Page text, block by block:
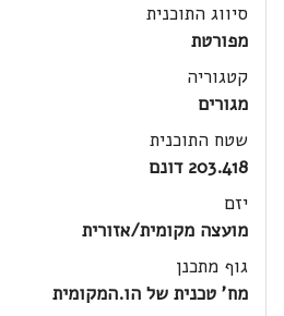
סיווג התוכנית
מפורטת
קטגוריה
מגורים
שטח התוכנית
203.418 דונם
יזם
מועצה מקומית/אזורית
גוף מתכנן
מח' טכנית של הו.המקומית